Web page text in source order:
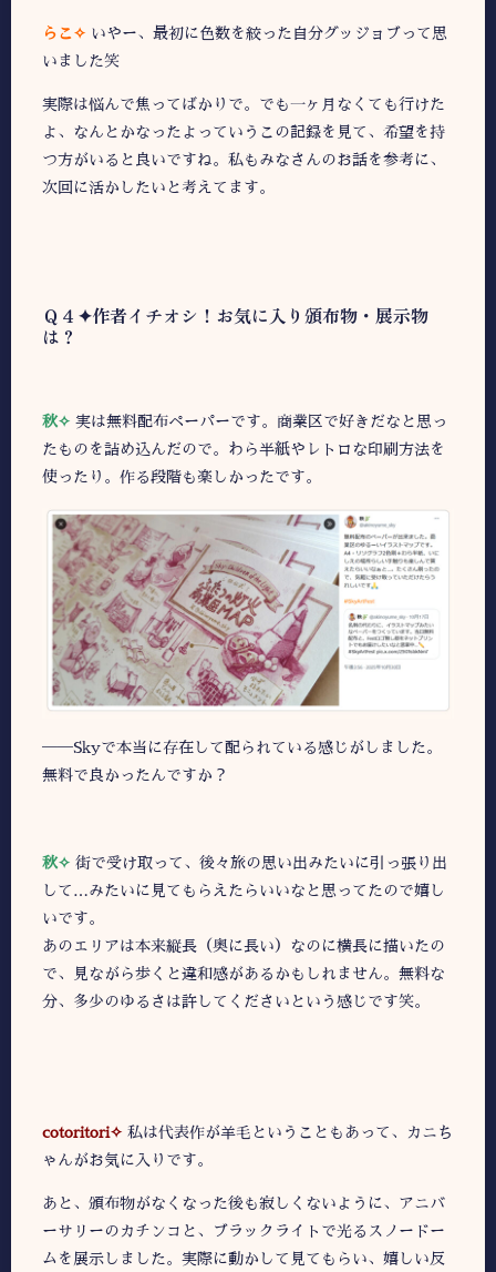
らこ✧ いやー、最初に色数を絞った自分グッジョブって思
いました笑
実際は悩んで焦ってばかりで。でも一ヶ月なくても行けた
よ、なんとかなったよっていうこの記録を見て、希望を持
つ方がいると良いですね。私もみなさんのお話を参考に、
次回に活かしたいと考えてます。
Ｑ４✦作者イチオシ！お気に入り頒布物・展示物
は？
秋✧ 実は無料配布ペーパーです。商業区で好きだなと思っ
たものを詰め込んだので。わら半紙やレトロな印刷方法を
使ったり。作る段階も楽しかったです。
――Skyで本当に存在して配られている感じがしました。
無料で良かったんですか？
秋✧ 街で受け取って、後々旅の思い出みたいに引っ張り出
して…みたいに見てもらえたらいいなと思ってたので嬉し
いです。
あのエリアは本来縦長（奥に長い）なのに横長に描いたの
で、見ながら歩くと違和感があるかもしれません。無料な
分、多少のゆるさは許してくださいという感じです笑。
cotoritori✧ 私は代表作が羊毛ということもあって、カニち
ゃんがお気に入りです。
あと、頒布物がなくなった後も寂しくないように、アニバ
ーサリーのカチンコと、ブラックライトで光るスノードー
ムを展示しました。実際に動かして見てもらい、嬉しい反